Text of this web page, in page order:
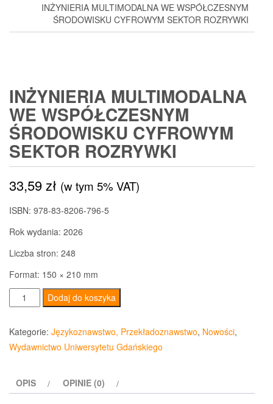
INŻYNIERIA MULTIMODALNA WE WSPÓŁCZESNYM
ŚRODOWISKU CYFROWYM SEKTOR ROZRYWKI
INŻYNIERIA MULTIMODALNA
WE WSPÓŁCZESNYM
ŚRODOWISKU CYFROWYM
SEKTOR ROZRYWKI
33,59zł (w tym 5% VAT)
ISBN: 978-83-8206-796-5
Rok wydania: 2026
Liczba stron: 248
Format: 150 × 210 mm
ilość
Inżynieria
multimodalna
we
współczesnym
cyfrowym
Dodaj do koszyka
Kategorie: Językoznawstwo, Przekładoznawstwo, Nowości,
Wydawnictwo Uniwersytetu Gdańskiego
OPIS OPINIE (0)